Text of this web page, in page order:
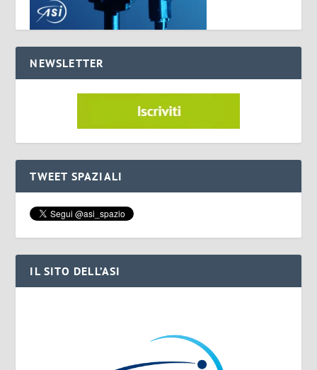
NEWSLETTER
TWEET SPAZIALI
IL SITO DELL’ASI